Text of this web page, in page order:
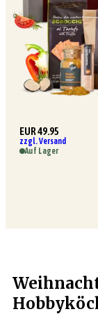
EUR 49.95
zzgl. Versand
Auf Lager